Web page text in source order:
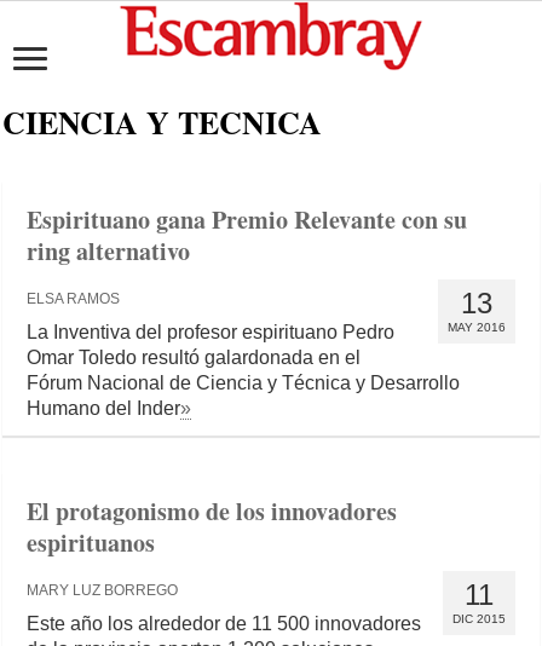
CIENCIA Y TECNICA
Espirituano gana Premio Relevante con su
ring alternativo
13
MAY 2016
ELSA RAMOS
La Inventiva del profesor espirituano Pedro
Omar Toledo resultó galardonada en el
Fórum Nacional de Ciencia y Técnica y Desarrollo
Humano del Inder»
El protagonismo de los innovadores
espirituanos
11
DIC 2015
MARY LUZ BORREGO
Este año los alrededor de 11 500 innovadores